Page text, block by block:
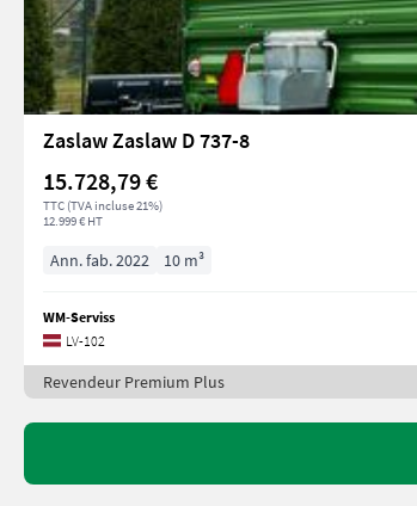
Zaslaw Zaslaw D 737-8
15.728,79 €
TTC (TVA incluse 21%)
12.999 € HT
Ann. fab. 2022 10 m³
WM-Serviss
LV-102
Revendeur Premium Plus